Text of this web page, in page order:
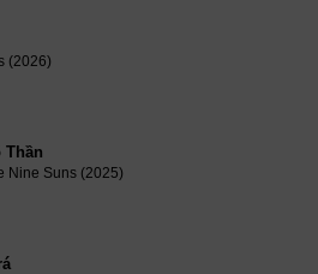
(2026)
Thần
Nine Suns (2025)